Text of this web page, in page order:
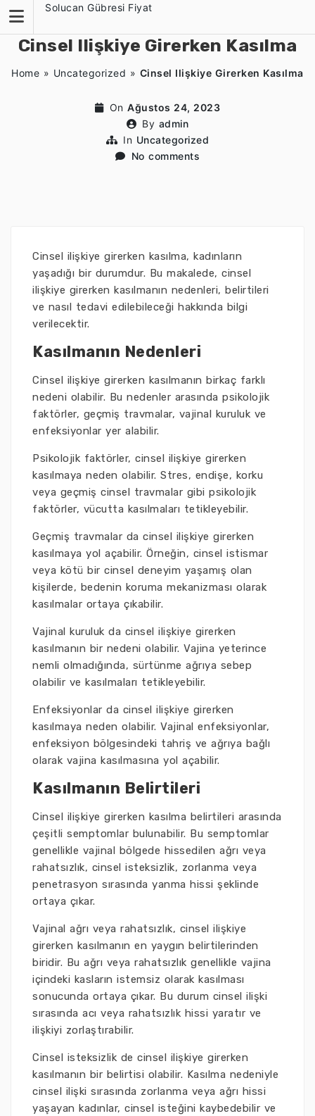
content
Solucan Gübresi Fiyat
Cinsel Ilişkiye Girerken Kasılma
Home » Uncategorized » Cinsel Ilişkiye Girerken Kasılma
On Ağustos 24, 2023
By admin
In Uncategorized
No comments
Cinsel ilişkiye girerken kasılma, kadınların
yaşadığı bir durumdur. Bu makalede, cinsel
ilişkiye girerken kasılmanın nedenleri, belirtileri
ve nasıl tedavi edilebileceği hakkında bilgi
verilecektir.
Kasılmanın Nedenleri
Cinsel ilişkiye girerken kasılmanın birkaç farklı
nedeni olabilir. Bu nedenler arasında psikolojik
faktörler, geçmiş travmalar, vajinal kuruluk ve
enfeksiyonlar yer alabilir.
Psikolojik faktörler, cinsel ilişkiye girerken
kasılmaya neden olabilir. Stres, endişe, korku
veya geçmiş cinsel travmalar gibi psikolojik
faktörler, vücutta kasılmaları tetikleyebilir.
Geçmiş travmalar da cinsel ilişkiye girerken
kasılmaya yol açabilir. Örneğin, cinsel istismar
veya kötü bir cinsel deneyim yaşamış olan
kişilerde, bedenin koruma mekanizması olarak
kasılmalar ortaya çıkabilir.
Vajinal kuruluk da cinsel ilişkiye girerken
kasılmanın bir nedeni olabilir. Vajina yeterince
nemli olmadığında, sürtünme ağrıya sebep
olabilir ve kasılmaları tetikleyebilir.
Enfeksiyonlar da cinsel ilişkiye girerken
kasılmaya neden olabilir. Vajinal enfeksiyonlar,
enfeksiyon bölgesindeki tahriş ve ağrıya bağlı
olarak vajina kasılmasına yol açabilir.
Kasılmanın Belirtileri
Cinsel ilişkiye girerken kasılma belirtileri arasında
çeşitli semptomlar bulunabilir. Bu semptomlar
genellikle vajinal bölgede hissedilen ağrı veya
rahatsızlık, cinsel isteksizlik, zorlanma veya
penetrasyon sırasında yanma hissi şeklinde
ortaya çıkar.
Vajinal ağrı veya rahatsızlık, cinsel ilişkiye
girerken kasılmanın en yaygın belirtilerinden
biridir. Bu ağrı veya rahatsızlık genellikle vajina
içindeki kasların istemsiz olarak kasılması
sonucunda ortaya çıkar. Bu durum cinsel ilişki
sırasında acı veya rahatsızlık hissi yaratır ve
ilişkiyi zorlaştırabilir.
Cinsel isteksizlik de cinsel ilişkiye girerken
kasılmanın bir belirtisi olabilir. Kasılma nedeniyle
cinsel ilişki sırasında zorlanma veya ağrı hissi
yaşayan kadınlar, cinsel isteğini kaybedebilir ve